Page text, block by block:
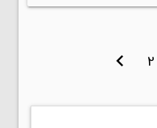
2
chevron_right